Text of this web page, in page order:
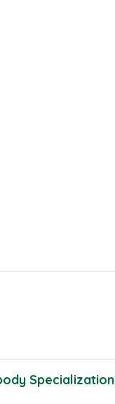
Specialization